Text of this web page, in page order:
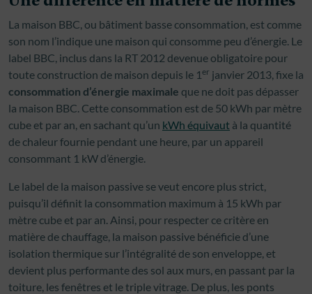
La maison BBC, ou bâtiment basse consommation, est comme
son nom l’indique une maison qui consomme peu d’énergie. Le
label BBC, inclus dans la RT 2012 devenue obligatoire pour
toute construction de maison depuis le 1 er janvier 2013, fixe la
consommation d’énergie maximale que ne doit pas dépasser
la maison BBC. Cette consommation est de 50 kWh par mètre
cube et par an, en sachant qu’un kWh équivaut à la quantité
de chaleur fournie pendant une heure, par un appareil
consommant 1 kW d’énergie.
Le label de la maison passive se veut encore plus strict,
puisqu’il définit la consommation maximum à 15 kWh par
mètre cube et par an. Ainsi, pour respecter ce critère en
matière de chauffage, la maison passive bénéficie d’une
isolation thermique sur l’intégralité de son enveloppe, et
devient plus performante des sol aux murs, en passant par la
toiture, les fenêtres et le triple vitrage. De plus, les ponts